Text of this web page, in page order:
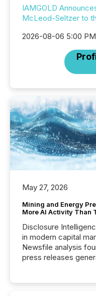
IAMGOLD
McLeod-Seltzer to
2026-08-06 5:00
May 27, 2026
Mining and Energy
More AI Activity Than
Disclosure
in modern capital
Newsfile analysis
press releases